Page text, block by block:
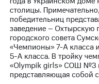
Достижения
Интервью
Финансовая
отчетность
Контакты
столицы.
победительниц
заведение – Охтырскую
городского совета
«Чемпионы» 7-A
5-A класса. В тройку
«Olympik girls» СОШ №3
представляющая собой